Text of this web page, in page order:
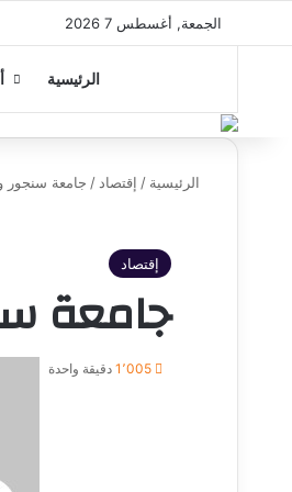
الجمعة, أغسطس 7 2026
الرئيسية
الرئيسية / إقتصاد / جامعة سنجور
إقتصاد
جامعة
دقيقة واحدة